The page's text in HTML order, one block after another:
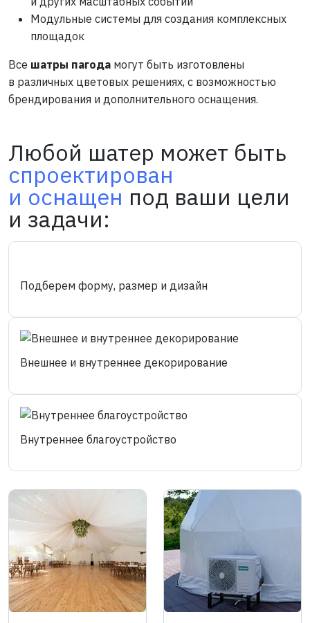
Модульные системы для создания комплексных
площадок
Все шатры пагода могут быть изготовлены
в различных цветовых решениях, с возможностью
брендирования и дополнительного оснащения.
Любой шатер может быть
спроектирован
и оснащен под ваши цели
и задачи:
Подберем форму, размер и дизайн
Внешнее и внутреннее декорирование
Внутреннее благоустройство